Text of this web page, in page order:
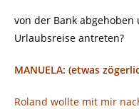
von der Bank
Urlaubsreise antreten?
MANUELA: (etwas
Roland wollte mit mir